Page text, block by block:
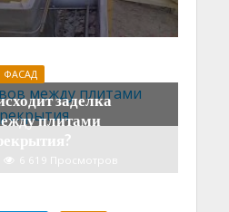
ФАСАД
заделка
плитами
6 619 Просмотров